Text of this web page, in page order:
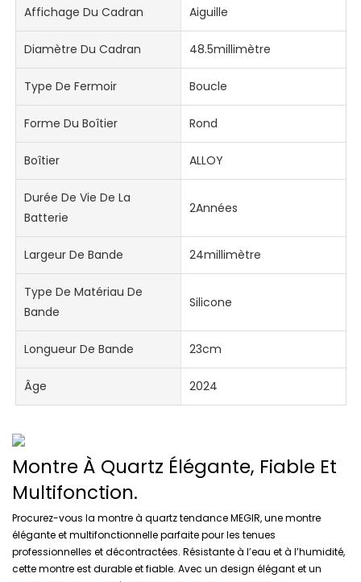
Affichage Du Cadran Aiguille
Diamètre Du Cadran 48.5millimètre
Type De Fermoir Boucle
Forme Du Boîtier Rond
Boîtier ALLOY
Durée De Vie De La
Batterie
2Années
Largeur De Bande 24millimètre
Type De Matériau De
Bande
Silicone
Longueur De Bande 23cm
Âge 2024
Montre À Quartz Élégante, Fiable Et
Multifonction.
Procurez-vous la montre à quartz tendance MEGIR, une montre
élégante et multifonctionnelle parfaite pour les tenues
professionnelles et décontractées. Résistante à l’eau et à l’humidité,
cette montre est durable et fiable. Avec un design élégant et un